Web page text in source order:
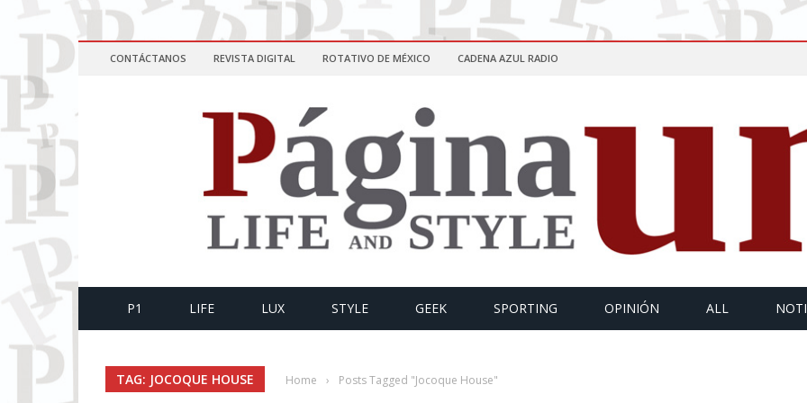
CONTÁCTANOS REVISTA DIGITAL ROTATIVO DE MÉXICO CADENA AZUL RADIO
P1 LIFE LUX STYLE GEEK SPORTING OPINIÓN ALL
TAG: JOCOQUE HOUSE Home › Posts Tagged "Jocoque House"